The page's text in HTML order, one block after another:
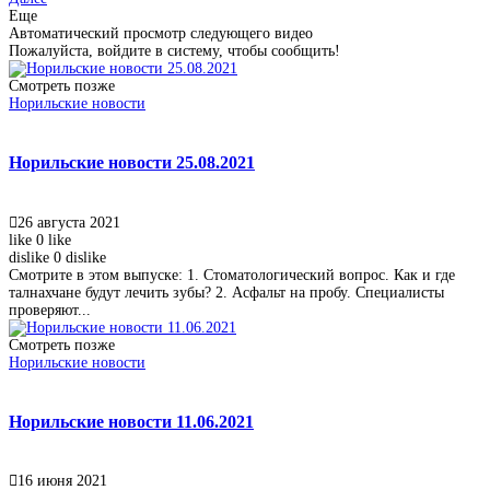
Еще
Автоматический просмотр следующего видео
Пожалуйста, войдите в систему, чтобы сообщить!
Смотреть позже
Норильские новости
Норильские новости 25.08.2021
26 августа 2021
like 0 like
dislike 0 dislike
Смотрите в этом выпуске: 1. Стоматологический вопрос. Как и где
талнахчане будут лечить зубы? 2. Асфальт на пробу. Специалисты
проверяют...
Смотреть позже
Норильские новости
Норильские новости 11.06.2021
16 июня 2021